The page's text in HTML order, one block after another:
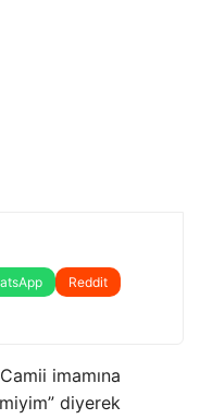
Reddit
imamına
diyerek